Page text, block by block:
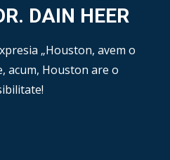
DAIN HEER
„Houston, avem o
acum, Houston are o